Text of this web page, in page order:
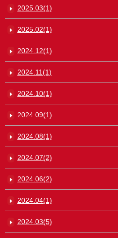
2025.03(1)
2025.02(1)
2024.12(1)
2024.11(1)
2024.10(1)
2024.09(1)
2024.08(1)
2024.07(2)
2024.06(2)
2024.04(1)
2024.03(5)